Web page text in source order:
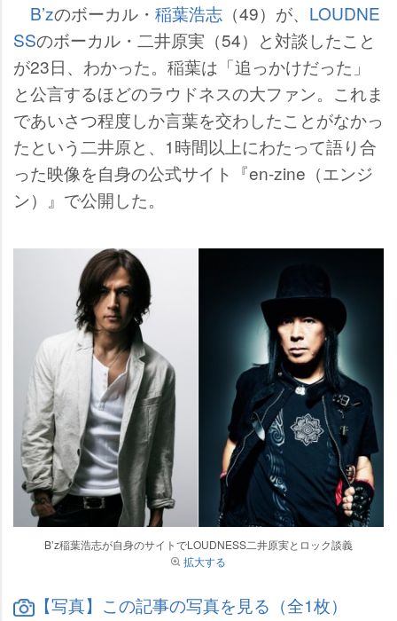
B’zのボーカル・ 稲葉浩志 （49）が、 LOUDNE
SSのボーカル・二井原実（54）と対談したこと
が23日、わかった。稲葉は「追っかけだった」
と公言するほどのラウドネスの大ファン。これま
であいさつ程度しか言葉を交わしたことがなかっ
たという二井原と、1時間以上にわたって語り合
った映像を自身の公式サイト『en-zine（エンジ
ン）』で公開した。
B’z稲葉浩志が自身のサイトでLOUDNESS二井原実とロック談義
拡大する
【写真】この記事の写真を見る（全1枚）